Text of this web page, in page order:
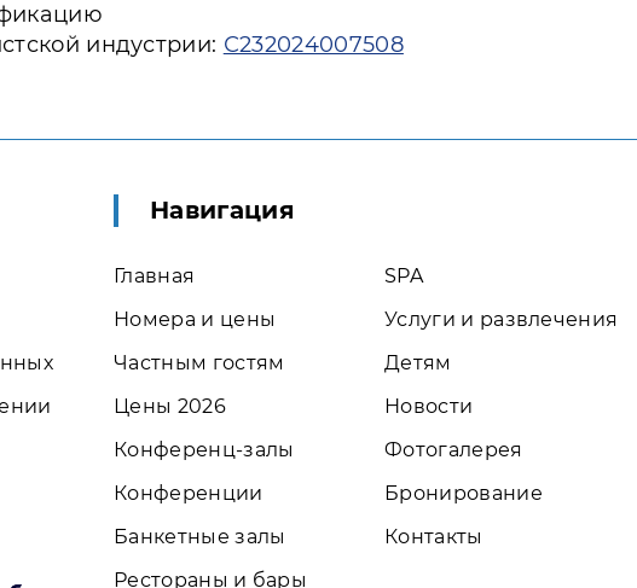
индустрии: С232024007508
Навигация
Главная
Номера и цены
Частным гостям
Цены 2026
Конференц-залы
Конференции
Банкетные залы
Рестораны и бары
SPA
Услуги и развлечения
Детям
Новости
Фотогалерея
Бронирование
Контакты